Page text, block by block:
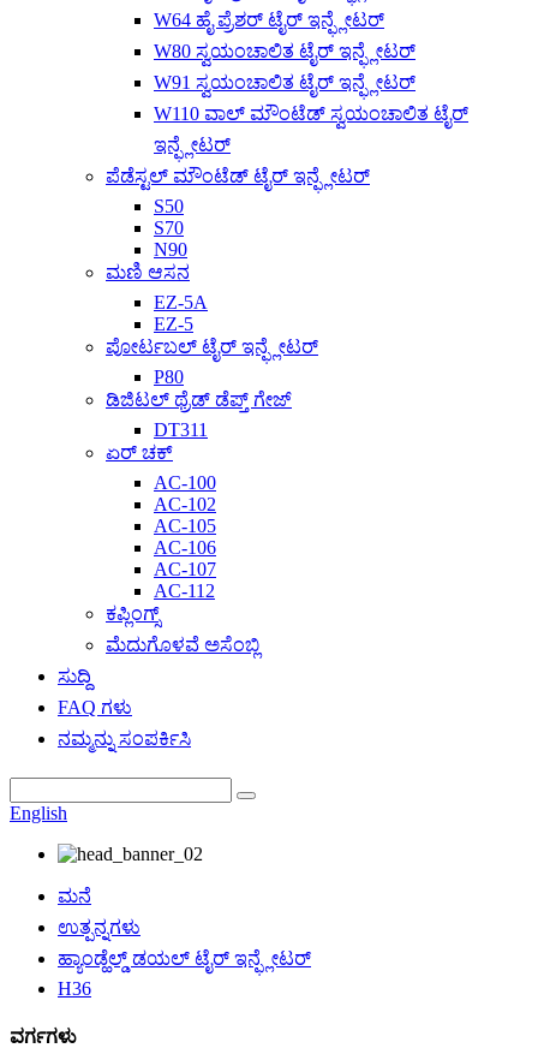
W64 ಹೈ ಪ್ರೆಶರ್ ಟೈರ್ ಇನ್ಫ್ಲೇಟರ್
W80 ಸ್ವಯಂಚಾಲಿತ ಟೈರ್ ಇನ್ಫ್ಲೇಟರ್
W91 ಸ್ವಯಂಚಾಲಿತ ಟೈರ್ ಇನ್ಫ್ಲೇಟರ್
W110 ವಾಲ್ ಮೌಂಟೆಡ್ ಸ್ವಯಂಚಾಲಿತ ಟೈರ್
ಇನ್ಫ್ಲೇಟರ್
ಪೆಡೆಸ್ಟಲ್ ಮೌಂಟೆಡ್ ಟೈರ್ ಇನ್ಫ್ಲೇಟರ್
S50
S70
N90
ಮಣಿ ಆಸನ
EZ-5A
EZ-5
ಪೋರ್ಟಬಲ್ ಟೈರ್ ಇನ್ಫ್ಲೇಟರ್
P80
ಡಿಜಿಟಲ್ ಥ್ರೆಡ್ ಡೆಪ್ತ್ ಗೇಜ್
DT311
ಏರ್ ಚಕ್
AC-100
AC-102
AC-105
AC-106
AC-107
AC-112
ಕಪ್ಲಿಂಗ್ಸ್
ಮೆದುಗೊಳವೆ ಅಸೆಂಬ್ಲಿ
ಸುದ್ದಿ
FAQ ಗಳು
ನಮ್ಮನ್ನು ಸಂಪರ್ಕಿಸಿ
English
ಮನೆ
ಉತ್ಪನ್ನಗಳು
ಹ್ಯಾಂಡ್ಹೆಲ್ಡ್ ಡಯಲ್ ಟೈರ್ ಇನ್ಫ್ಲೇಟರ್
H36
ವರ್ಗಗಳು